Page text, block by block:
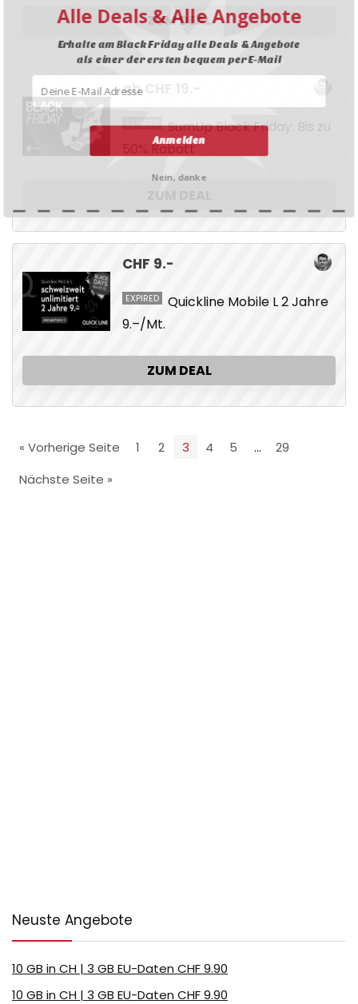
ZUM DEAL
ab CHF 19.-
EXPIRED
SumUp Black Friday: Bis zu
50% Rabatt
ZUM DEAL
CHF 9.-
EXPIRED
Quickline Mobile L 2 Jahre
9.–/Mt.
ZUM DEAL
« Vorherige Seite 1 2 3 4 5 …
29
Nächste Seite »
Neuste Angebote
10 GB in CH | 3 GB EU-Daten CHF 9.90
10 GB in CH | 3 GB EU-Daten CHF 9.90
Anmelden
Alle Deals & Alle Angebote
Erhalte am Black Friday alle Deals & Angebote
als einer der ersten bequem per E-Mail
Nein, danke